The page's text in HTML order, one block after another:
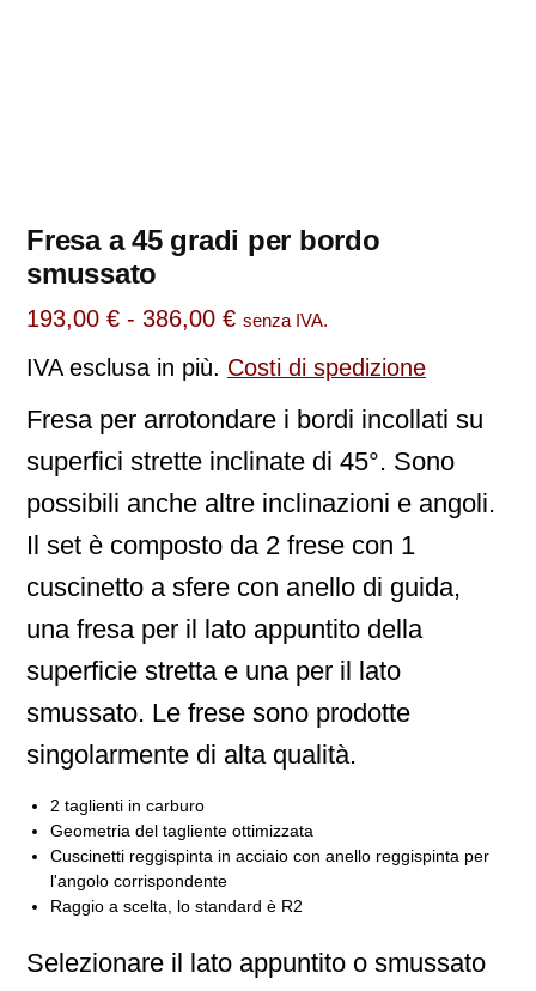
Fresa a 45 gradi per bordo
smussato
193,00 € - 386,00 € senza IVA.
IVA esclusa in più. Costi di spedizione
Fresa per arrotondare i bordi incollati su
superfici strette inclinate di 45°. Sono
possibili anche altre inclinazioni e angoli.
Il set è composto da 2 frese con 1
cuscinetto a sfere con anello di guida,
una fresa per il lato appuntito della
superficie stretta e una per il lato
smussato. Le frese sono prodotte
singolarmente di alta qualità.
2 taglienti in carburo
Geometria del tagliente ottimizzata
Cuscinetti reggispinta in acciaio con anello reggispinta per
l'angolo corrispondente
Raggio a scelta, lo standard è R2
Selezionare il lato appuntito o smussato